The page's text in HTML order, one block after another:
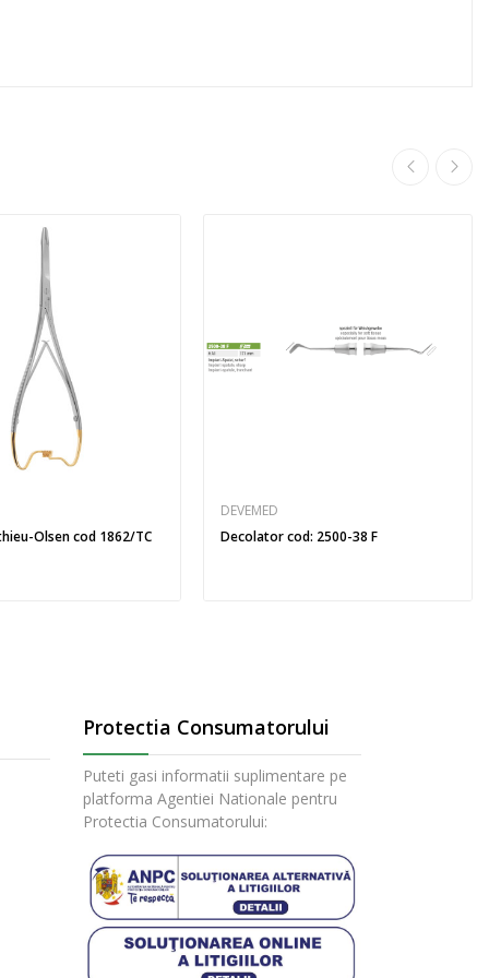
Olsen cod 1862/TC
DEVEMED
Decolator cod: 2500-38 F
Protectia Consumatorului
Puteti gasi informatii suplimentare pe
platforma Agentiei Nationale pentru
Protectia Consumatorului: